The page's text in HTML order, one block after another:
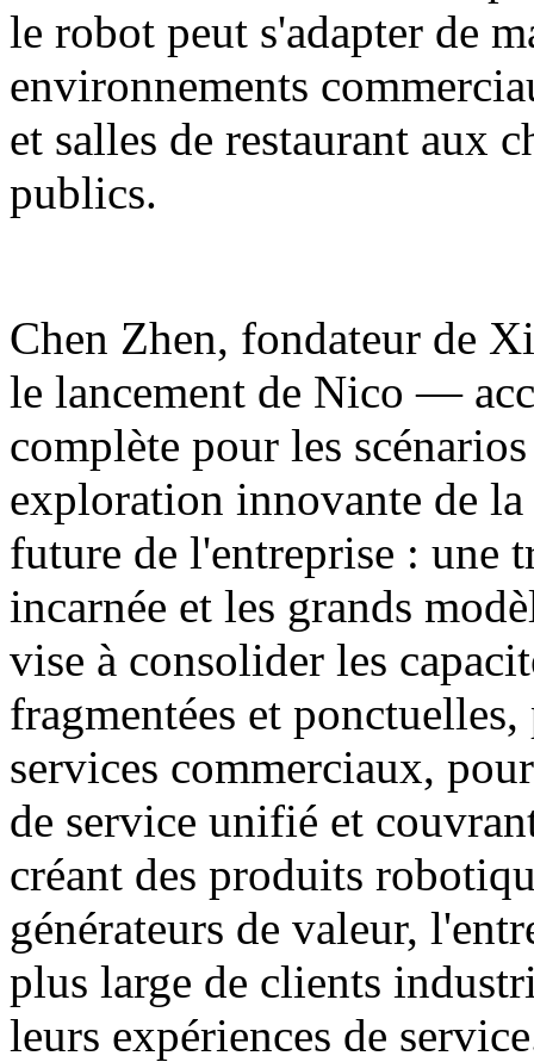
le robot peut s'adapter de
environnements
et salles de restaurant aux
publics.
Chen Zhen, fondateur de
le lancement de Nico —
complète pour les
exploration innovante de
future de l'entreprise : une
incarnée et les grands
vise à consolider les
fragmentées et ponctuelles,
services commerciaux,
de service unifié et
créant des produits
générateurs de valeur,
plus large de clients
leurs expériences de